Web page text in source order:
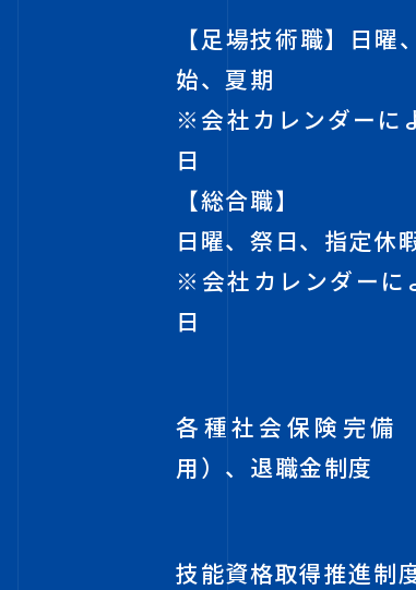
【足場技術職】 日曜
始、夏期
※会社カレンダー
日
【総合職】
日曜、祭日、指定休
※会社カレンダー
日
各種社会保険完備
用）、退職金制度
技能資格取得推進制